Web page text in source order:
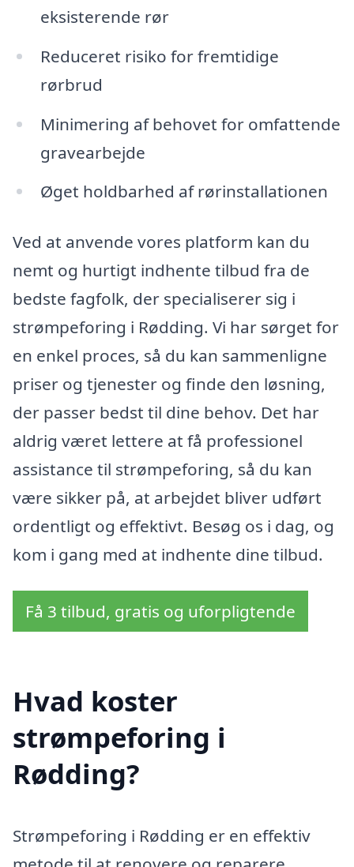
eksisterende rør
Reduceret risiko for fremtidige
rørbrud
Minimering af behovet for omfattende
gravearbejde
Øget holdbarhed af rørinstallationen
Ved at anvende vores platform kan du
nemt og hurtigt indhente tilbud fra de
bedste fagfolk, der specialiserer sig i
strømpeforing i Rødding. Vi har sørget for
en enkel proces, så du kan sammenligne
priser og tjenester og finde den løsning,
der passer bedst til dine behov. Det har
aldrig været lettere at få professionel
assistance til strømpeforing, så du kan
være sikker på, at arbejdet bliver udført
ordentligt og effektivt. Besøg os i dag, og
kom i gang med at indhente dine tilbud.
Få 3 tilbud, gratis og uforpligtende
Hvad koster
strømpeforing i
Rødding?
Strømpeforing i Rødding er en effektiv